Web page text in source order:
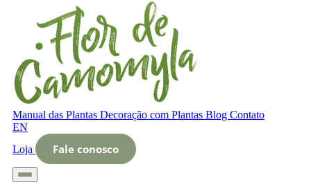
Manual das Plantas Decoração com Plantas Blog Contato
EN
Loja
Fale conosco